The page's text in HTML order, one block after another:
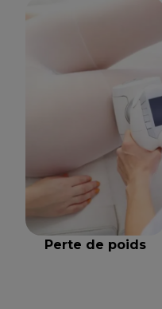
Perte de poids